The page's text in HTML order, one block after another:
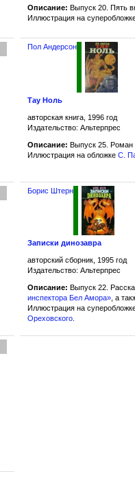
Описание: Выпуск 20. Пять
Иллюстрация на
Пол Андерсон
Тау Ноль
авторская книга, 1996 год
Издательство: Альтерпрес
Описание: Выпуск 25. Роман
Иллюстрация на обложкеС.
Борис Штерн
Записки динозавра
авторский сборник, 1995 год
Издательство: Альтерпрес
Описание: Выпуск 22.
инспектора Бел Амора» , а
Иллюстрация на
Ореховского